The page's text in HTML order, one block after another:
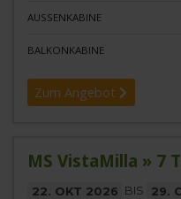
AUSSENKABINE
BALKONKABINE
Zum Angebot
MS VistaMilla » 7
22. OKT 2026 BIS 29.